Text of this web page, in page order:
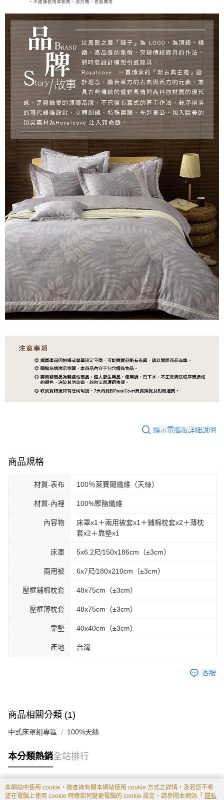
顯示電腦版詳細說明
商品規格
材質-表布 100％萊賽爾纖維（天絲）
材質-內裡 100%聚酯纖維
內容物
床罩x1＋兩用被套x1＋鋪棉枕套x2＋薄枕
套x2＋靠墊x1
床罩 5x6.2尺∕150x186cm（±3cm）
兩用被 6x7尺∕180x210cm（±3cm）
壓框鋪棉枕套 48x75cm（±3cm）
壓框薄枕套 48x75cm（±3cm）
靠墊 40x40cm（±3cm）
產地 台灣
客服
商品相關分類 (1)
中式床罩組專區 100%天絲
本分類熱銷全站排行
熱門標籤
本網站中使用 cookie，欲查詢有關本網站使用 cookie 方式之詳情，及若您不希
望在電腦上使用 cookie 時應如何變更電腦的 cookie 設定，請參閱本網站「 隱私